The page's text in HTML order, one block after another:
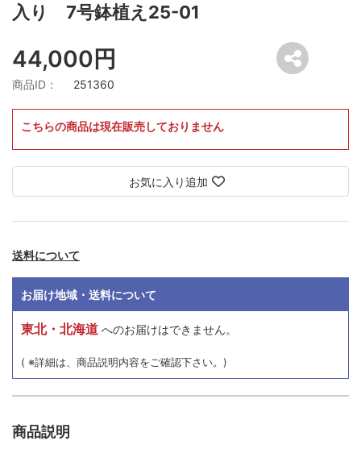
入り 7号鉢植え25-01
44,000円
商品ID： 251360
こちらの商品は現在販売しておりません
お気に入り追加
送料について
お届け地域・送料について
東北・北海道 へのお届けはできません。
( ※詳細は、商品説明内容をご確認下さい。)
商品説明